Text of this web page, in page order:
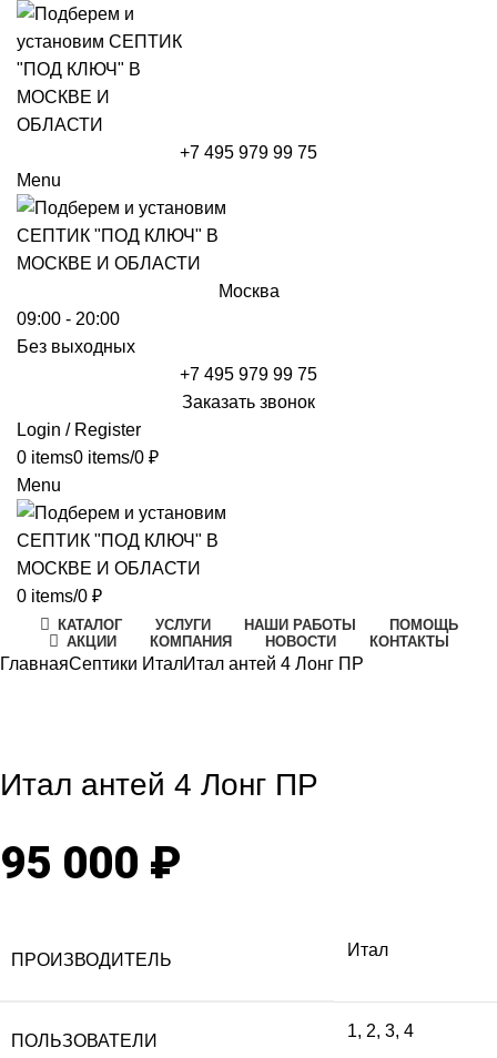
+7 495 979 99 75
Menu
Москва
09:00 - 20:00
Без выходных
+7 495 979 99 75
Заказать звонок
Login / Register
0 items0 items/0 ₽
Menu
0 items/0 ₽
КАТАЛОГ УСЛУГИ НАШИ РАБОТЫ
ПОМОЩЬ
АКЦИИ
КОМПАНИЯ НОВОСТИ КОНТАКТЫ
ГлавнаяСептики ИталИтал антей 4 Лонг ПР
Итал антей 4 Лонг ПР
95 000 ₽
ПРОИЗВОДИТЕЛЬ
Итал
ПОЛЬЗОВАТЕЛИ
1, 2, 3, 4